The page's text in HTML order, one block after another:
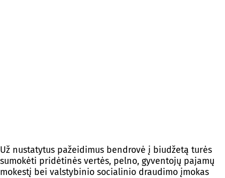
Už nustatytus pažeidimus bendrovė į biudžetą turės
sumokėti pridėtinės vertės, pelno, gyventojų pajamų
mokestį bei valstybinio socialinio draudimo įmokas